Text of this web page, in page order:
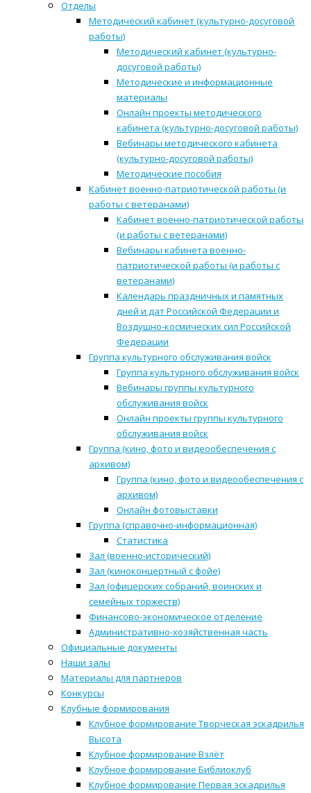
Отделы
Методический кабинет (культурно-досуговой
работы)
Методический кабинет (культурно-
досуговой работы)
Методические и информационные
материалы
Онлайн проекты методического
кабинета (культурно-досуговой работы)
Вебинары методического кабинета
(культурно-досуговой работы)
Методические пособия
Кабинет военно-патриотической работы (и
работы с ветеранами)
Кабинет военно-патриотической работы
(и работы с ветеранами)
Вебинары кабинета военно-
патриотической работы (и работы с
ветеранами)
Календарь праздничных и памятных
дней и дат Российской Федерации и
Воздушно-космических сил Российской
Федерации
Группа культурного обслуживания войск
Группа культурного обслуживания войск
Вебинары группы культурного
обслуживания войск
Онлайн проекты группы культурного
обслуживания войск
Группа (кино, фото и видеообеспечения с
архивом)
Группа (кино, фото и видеообеспечения с
архивом)
Онлайн фотовыставки
Группа (справочно-информационная)
Статистика
Зал (военно-исторический)
Зал (киноконцертный с фойе)
Зал (офицерских собраний, воинских и
семейных торжеств)
Финансово-экономическое отделение
Административно-хозяйственная часть
Официальные документы
Наши залы
Материалы для партнеров
Конкурсы
Клубные формирования
Клубное формирование Творческая эскадрилья
Высота
Клубное формирование Взлёт
Клубное формирование Библиоклуб
Клубное формирование Первая эскадрилья